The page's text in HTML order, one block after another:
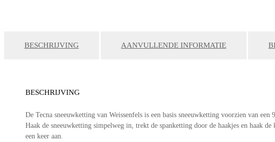
BESCHRIJVING AANVULLENDE INFORMATIE
BESCHRIJVING
De Tecna sneeuwketting van Weissenfels is een basis sneeuwketting voorzien van
Haak de sneeuwketting simpelweg in, trekt de spanketting door de haakjes en haak
een keer aan.